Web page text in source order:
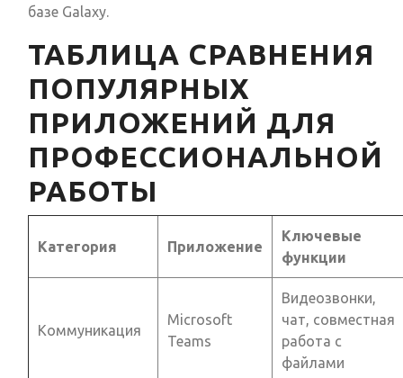
базе Galaxy.
ТАБЛИЦА СРАВНЕНИЯ
ПОПУЛЯРНЫХ
ПРИЛОЖЕНИЙ ДЛЯ
ПРОФЕССИОНАЛЬНОЙ
РАБОТЫ
Категория Приложение
Ключевые
функции
Коммуникация
Microsoft
Teams
Видеозвонки,
чат, совместная
работа с
файлами